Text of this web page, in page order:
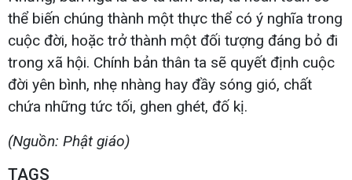
thể biến chúng thành một thực thể có ý nghĩa trong
cuộc đời, hoặc trở thành một đối tượng đáng bỏ đi
trong xã hội. Chính bản thân ta sẽ quyết định cuộc
đời yên bình, nhẹ nhàng hay đầy sóng gió, chất
chứa những tức tối, ghen ghét, đố kị.
(Nguồn: Phật giáo)
TAGS